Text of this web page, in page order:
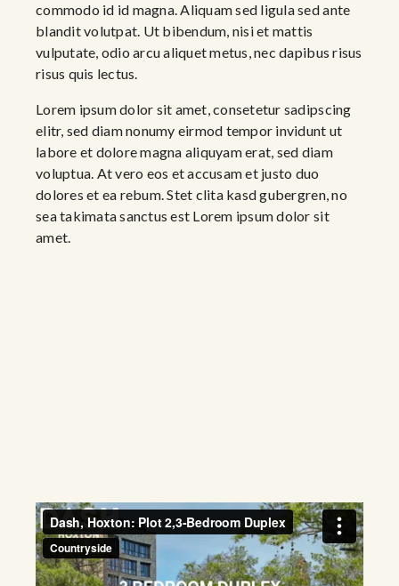
commodo id id magna. Aliquam sed ligula sed ante
blandit volutpat. Ut bibendum, nisi et mattis
vulputate, odio arcu aliquet metus, nec dapibus risus
risus quis lectus.
Lorem ipsum dolor sit amet, consetetur sadipscing
elitr, sed diam nonumy eirmod tempor invidunt ut
labore et dolore magna aliquyam erat, sed diam
voluptua. At vero eos et accusam et justo duo
dolores et ea rebum. Stet clita kasd gubergren, no
sea takimata sanctus est Lorem ipsum dolor sit
amet.